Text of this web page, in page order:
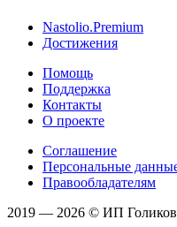
Nastolio.Premium
Достижения
Помощь
Поддержка
Контакты
О проекте
Соглашение
Персональные
Правообладателям
2019 — 2026 © ИП